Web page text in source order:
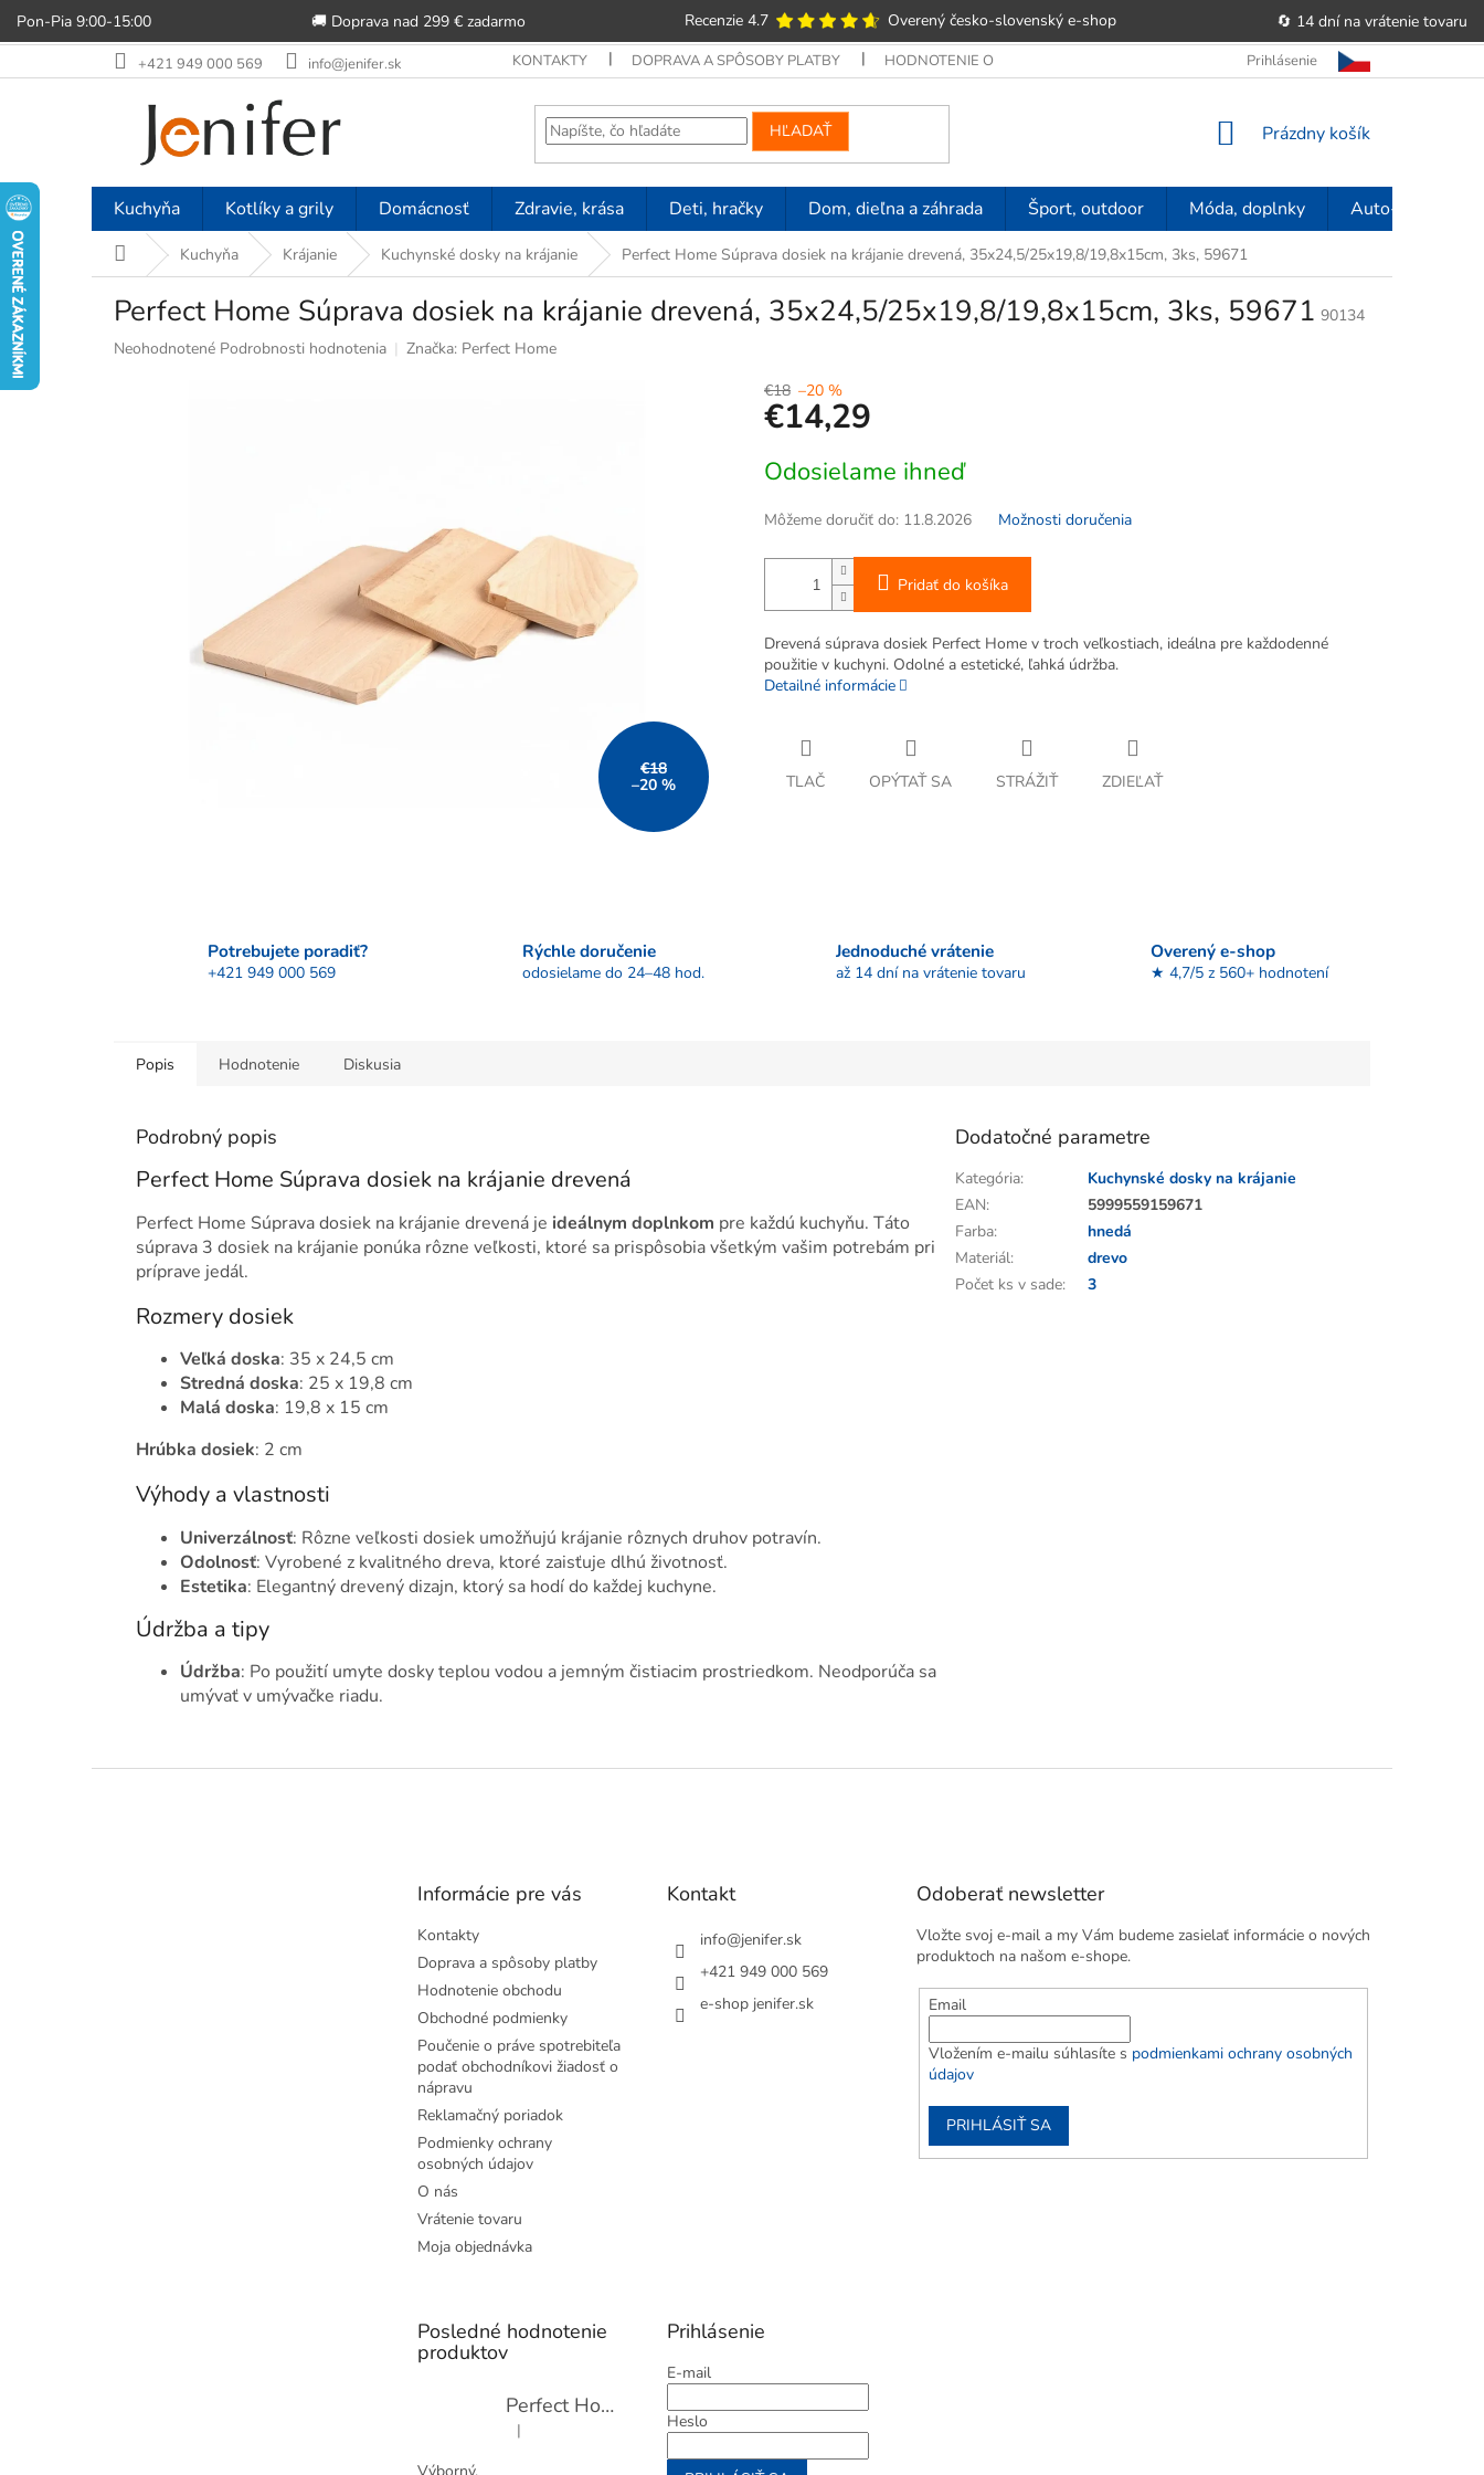
Pon-Pia 9:00-15:00 🚚 Doprava nad 299 € zadarmo Recenzie 4.7 Overený česko-slovenský e‑shop
🔄 14 dní na vrátenie tovaru
na
+421 949 000 569 info@jenifer.sk KONTAKTY DOPRAVA A SPÔSOBY PLATBY HODNOTENIE OBCHODU OBCHODNÉ PODMIENKY POUČENIE O PRÁVE
Prihlásenie
HĽADAŤ
NÁKUPNÝ
Prázdny košík
Kuchyňa Kotlíky a grily Domácnosť Zdravie, krása Deti, hračky Dom, dieľna a záhrada Šport, outdoor Móda, doplnky Auto-moto
DomovKuchyňa Krájanie Kuchynské dosky na krájanie Perfect Home Súprava dosiek na krájanie drevená, 35x24,5/25x19,8/19,8x15cm, 3ks, 59671
Perfect Home Súprava dosiek na krájanie drevená, 35x24,5/25x19,8/19,8x15cm, 3ks, 59671 90134
Priemerné
Neohodnotené Podrobnosti hodnotenia Značka: Perfect Home
€18
–20 %
€18 –20 %
€14,29
cena:
Odosielame ihneď
Môžeme doručiť do: 11.8.2026 Možnosti doručenia
Pridať do košíka
Drevená súprava dosiek Perfect Home v troch veľkostiach, ideálna pre každodenné
použitie v kuchyni. Odolné a estetické, ľahká údržba.
Detailné informácie
TLAČ OPÝTAŤ SA STRÁŽIŤ ZDIEĽAŤ
Potrebujete poradiť?
+421 949 000 569
Rýchle doručenie
odosielame do 24–48 hod.
Jednoduché vrátenie
až 14 dní na vrátenie tovaru
Overený e-shop
★ 4,7/5 z 560+ hodnotení
Popis Hodnotenie Diskusia
Podrobný popis
Perfect Home Súprava dosiek na krájanie drevená
Perfect Home Súprava dosiek na krájanie drevená je ideálnym doplnkom pre každú kuchyňu. Táto
súprava 3 dosiek na krájanie ponúka rôzne veľkosti, ktoré sa prispôsobia všetkým vašim potrebám pri
príprave jedál.
Rozmery dosiek
Veľká doska: 35 x 24,5 cm
Stredná doska: 25 x 19,8 cm
Malá doska: 19,8 x 15 cm
Hrúbka dosiek: 2 cm
Výhody a vlastnosti
Univerzálnosť: Rôzne veľkosti dosiek umožňujú krájanie rôznych druhov potravín.
Odolnosť: Vyrobené z kvalitného dreva, ktoré zaisťuje dlhú životnosť.
Estetika: Elegantný drevený dizajn, ktorý sa hodí do každej kuchyne.
Údržba a tipy
Údržba: Po použití umyte dosky teplou vodou a jemným čistiacim prostriedkom. Neodporúča sa
umývať v umývačke riadu.
Dodatočné parametre
Kategória:
Kuchynské dosky na krájanie
EAN:
5999559159671
Farba:
hnedá
Materiál:
drevo
Počet ks v sade: 3
Informácie pre vás
Kontakty
Doprava a spôsoby platby
Hodnotenie obchodu
Obchodné podmienky
Poučenie o práve spotrebiteľa
podať obchodníkovi žiadosť o
nápravu
Reklamačný poriadok
Podmienky ochrany
osobných údajov
O nás
Vrátenie tovaru
Moja objednávka
Kontakt
info@jenifer.sk
+421 949 000 569
e-shop jenifer.sk
Odoberať newsletter
Vložte svoj e-mail a my Vám budeme zasielať informácie o nových
produktoch na našom e-shope.
Email
Vložením e-mailu súhlasíte s podmienkami ochrany osobných
údajov
PRIHLÁSIŤ SA
Posledné hodnotenie
produktov
Perfect Home Tĺčik na mäso so sekáčikom, 56893
Hodnotenie produktu je 5 z 5 hviezdičiek.
|
Prihlásenie
E-mail
Heslo